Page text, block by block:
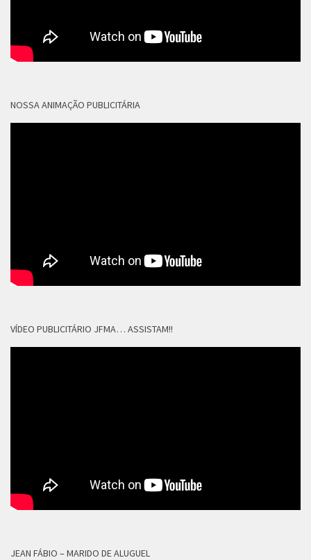
NOSSA ANIMAÇÃO PUBLICITÁRIA
VÍDEO PUBLICITÁRIO JFMA… ASSISTAM!!
JEAN FÁBIO – MARIDO DE ALUGUEL